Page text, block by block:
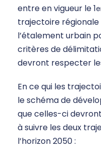
entre en vigueur le 1
trajectoire
l’étalement urbain
critères de
devront respecter
En ce qui les
le schéma de
que celles-ci
à suivre les deux
l’horizon 2050 :